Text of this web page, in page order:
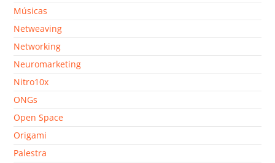
Músicas
Netweaving
Networking
Neuromarketing
Nitro10x
ONGs
Open Space
Origami
Palestra